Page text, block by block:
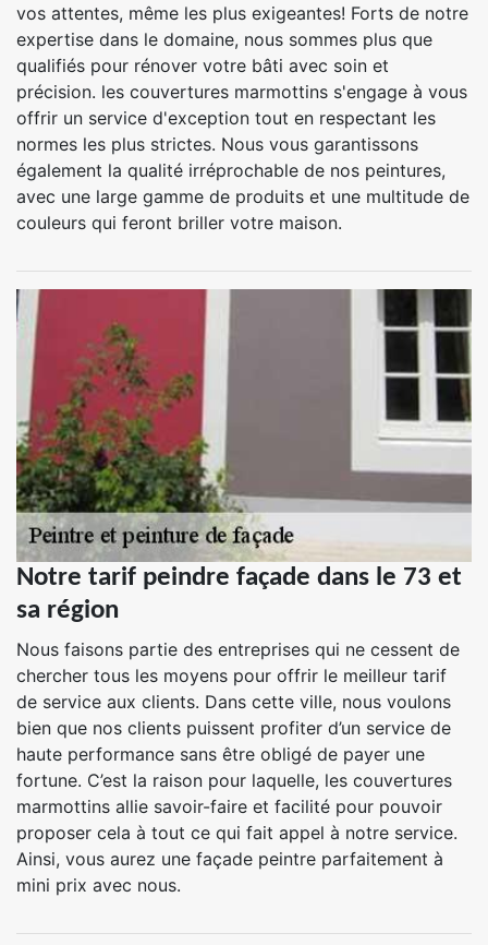
vos attentes, même les plus exigeantes! Forts de notre
expertise dans le domaine, nous sommes plus que
qualifiés pour rénover votre bâti avec soin et
précision. les couvertures marmottins s'engage à vous
offrir un service d'exception tout en respectant les
normes les plus strictes. Nous vous garantissons
également la qualité irréprochable de nos peintures,
avec une large gamme de produits et une multitude de
couleurs qui feront briller votre maison.
Notre tarif peindre façade dans le 73 et
sa région
Nous faisons partie des entreprises qui ne cessent de
chercher tous les moyens pour offrir le meilleur tarif
de service aux clients. Dans cette ville, nous voulons
bien que nos clients puissent profiter d’un service de
haute performance sans être obligé de payer une
fortune. C’est la raison pour laquelle, les couvertures
marmottins allie savoir-faire et facilité pour pouvoir
proposer cela à tout ce qui fait appel à notre service.
Ainsi, vous aurez une façade peintre parfaitement à
mini prix avec nous.